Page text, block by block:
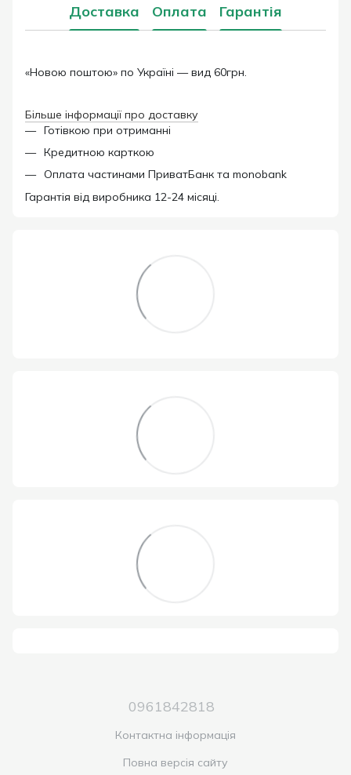
Доставка Оплата Гарантія
«Новою поштою» по Україні — вид 60грн.
Більше інформації про доставку
Готівкою при отриманні
Кредитною карткою
Оплата частинами ПриватБанк та monobank
Гарантія від виробника 12-24 місяці.
0961842818
Контактна інформація
Повна версія сайту